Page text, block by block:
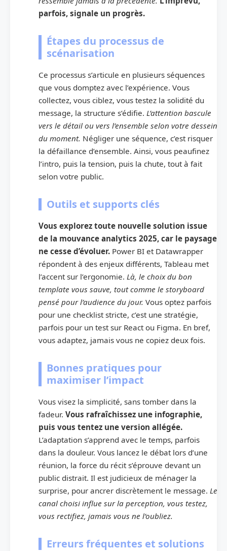
parfois, signale un progrès.
Étapes du processus de
scénarisation
Ce processus s’articule en plusieurs séquences
que vous domptez avec l’expérience. Vous
collectez, vous ciblez, vous testez la solidité du
message, la structure s’édifie. L’attention bascule
vers le détail ou vers l’ensemble selon votre dessein
du moment. Négliger une séquence, c’est risquer
la défaillance d’ensemble. Ainsi, vous peaufinez
l’intro, puis la tension, puis la chute, tout à fait
selon votre public.
Outils et supports clés
Vous explorez toute nouvelle solution issue
de la mouvance analytics 2025, car le paysage
ne cesse d’évoluer. Power BI et Datawrapper
répondent à des enjeux différents, Tableau met
l’accent sur l’ergonomie. Là, le choix du bon
template vous sauve, tout comme le storyboard
pensé pour l’audience du jour. Vous optez parfois
pour une checklist stricte, c’est une stratégie,
parfois pour un test sur React ou Figma. En bref,
vous adaptez, jamais vous ne copiez deux fois.
Bonnes pratiques pour
maximiser l’impact
Vous visez la simplicité, sans tomber dans la
fadeur. Vous rafraîchissez une infographie,
puis vous tentez une version allégée.
L’adaptation s’apprend avec le temps, parfois
dans la douleur. Vous lancez le débat lors d’une
réunion, la force du récit s’éprouve devant un
public distrait. Il est judicieux de ménager la
surprise, pour ancrer discrètement le message. Le
canal choisi influe sur la perception, vous testez,
vous rectifiez, jamais vous ne l’oubliez.
Erreurs fréquentes et solutions